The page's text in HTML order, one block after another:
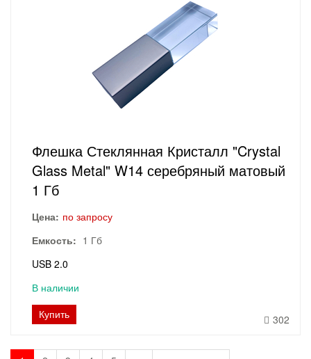
Флешка Стеклянная Кристалл "Crystal
Glass Metal" W14 серебряный матовый
1 Гб
Цена: по запросу
Емкость: 1 Гб
USB 2.0
В наличии
Купить
302